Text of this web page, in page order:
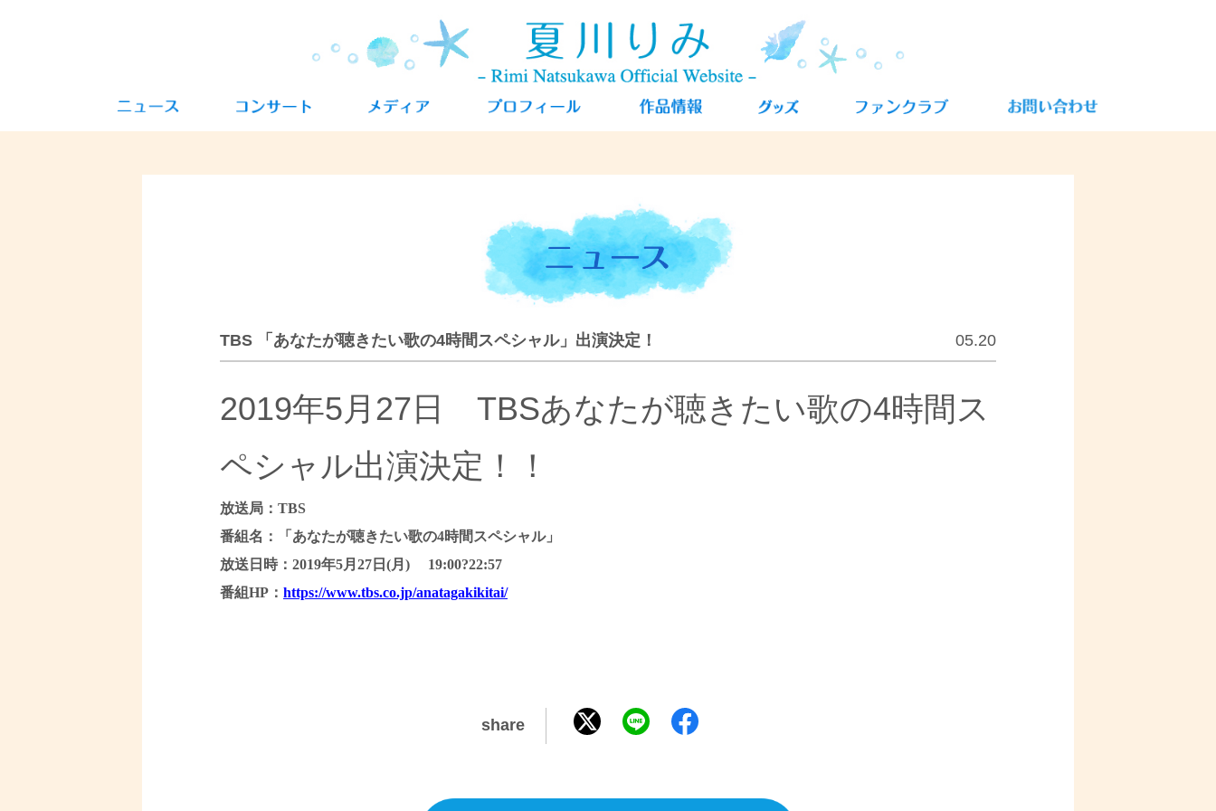
TBS 「あなたが聴きたい歌の4時間スペシャル」出演決定！ 05.20
2019年5月27日 TBSあなたが聴きたい歌の4時間ス
ペシャル出演決定！！
放送局：TBS
番組名：「あなたが聴きたい歌の4時間スペシャル」
放送日時：2019年5月27日(月) 19:00?22:57
番組HP： https://www.tbs.co.jp/anatagakikitai/
share